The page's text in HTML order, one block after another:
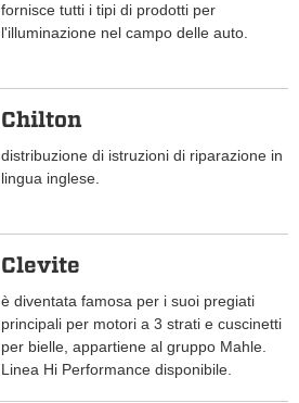
fornisce tutti i tipi di prodotti per
l'illuminazione nel campo delle auto.
Chilton
distribuzione di istruzioni di riparazione in
lingua inglese.
Clevite
è diventata famosa per i suoi pregiati
principali per motori a 3 strati e cuscinetti
per bielle, appartiene al gruppo Mahle.
Linea Hi Performance disponibile.